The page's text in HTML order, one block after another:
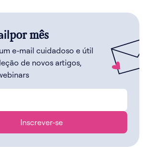
por mês
e-mail cuidadoso e útil
de novos artigos,